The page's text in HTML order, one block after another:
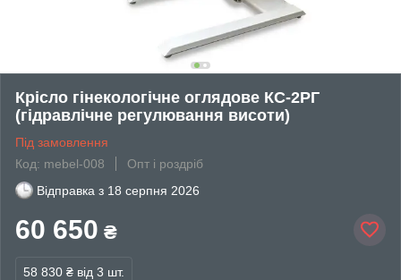
Крісло гінекологічне оглядове КС-2РГ
(гідравлічне регулювання висоти)
Під замовлення
Код: mebel-008
Опт і роздріб
Відправка з 18 серпня 2026
60 650 ₴
58 830 ₴ від 3 шт.